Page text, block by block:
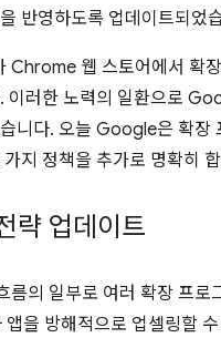
반영하도록 업데이트되었
웹 스토어에서 확
이러한 노력의 일환으로
니다. 오늘 Google은 확장
지 정책을 추가로 명확히
략 업데이트
름의 일부로 여러 확장 프
앱을 방해적으로 업셀링할